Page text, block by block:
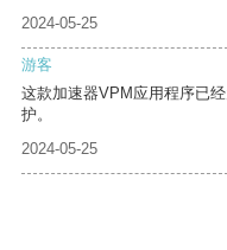
2024-05-25
游客
这款加速器VPM应用程序已
护。
2024-05-25